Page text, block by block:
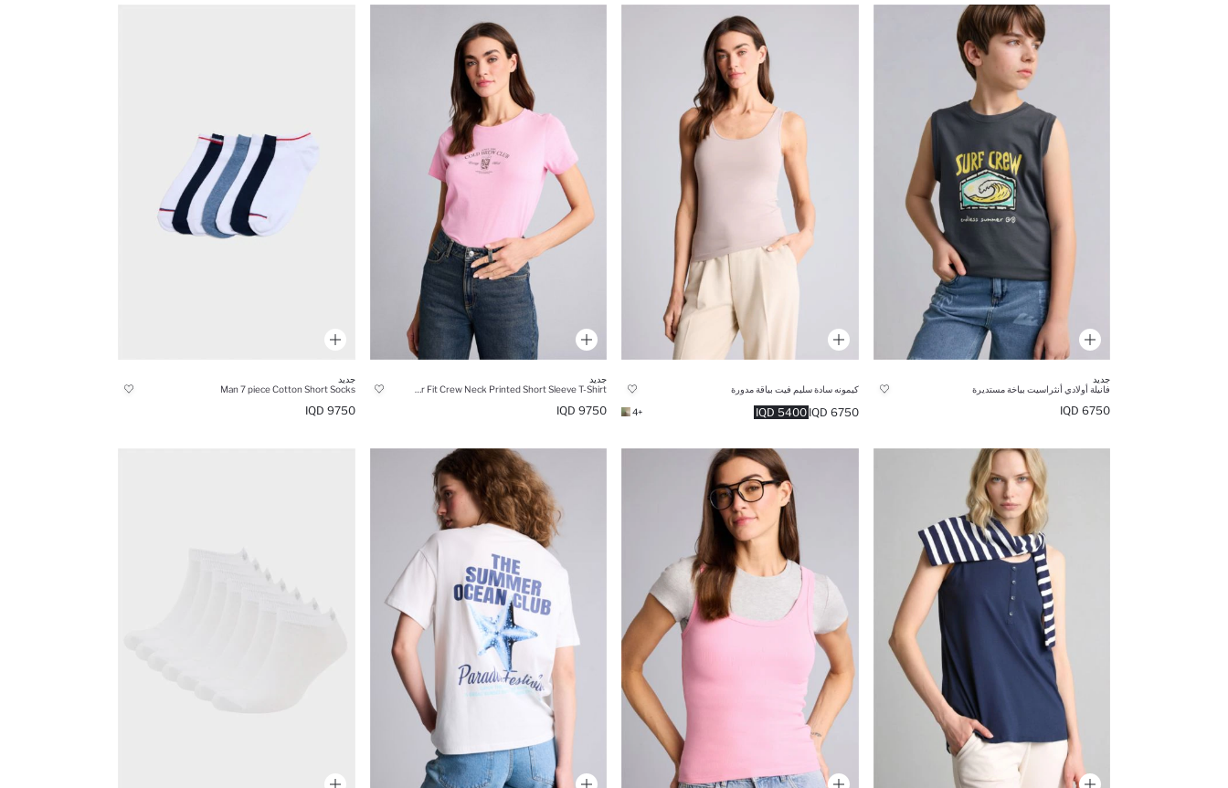
جديد
فانيلة أولادي أنثراسيت بياخة مستديرة
6750 IQD
كيمونه سادة سليم فيت بياقة مدورة
5400 IQD 6750 IQD
+4
جديد
9750 IQD
جديد
Man 7 piece Cotton Short Socks
9750 IQD